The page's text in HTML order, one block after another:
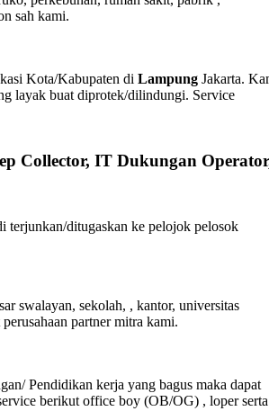
sah kami.
Kota/Kabupaten di Lampung Jakarta.
layak buat diprotek/dilindungi. Service
Collector, IT Dukungan
terjunkan/ditugaskan ke pelojok pelosok
swalayan, sekolah, , kantor, universitas
partner mitra kami.
Pendidikan kerja yang bagus maka dapat
berikut office boy (OB/OG) , loper serta